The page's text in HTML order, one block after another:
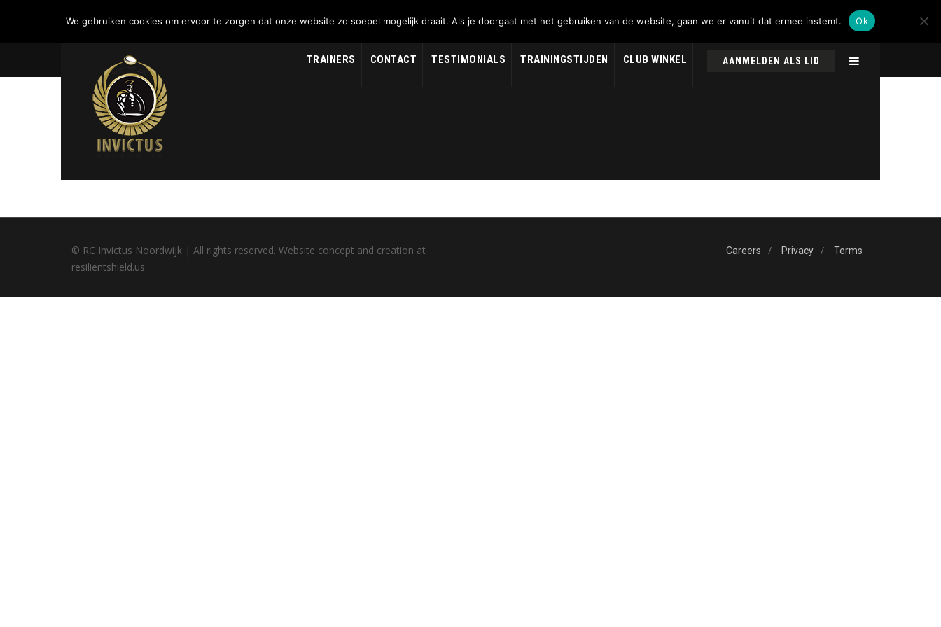
AANMELDEN ALS LID
TRAINERS CONTACT TESTIMONIALS TRAININGSTIJDEN CLUB WINKEL
Become a Teacher
© RC Invictus Noordwijk | All rights reserved. Website concept and creation at
resilientshield.us
Careers Privacy Terms
We gebruiken cookies om ervoor te zorgen dat onze website zo soepel mogelijk draait. Als je doorgaat met het gebruiken van de website, gaan we er vanuit dat ermee instemt. Ok